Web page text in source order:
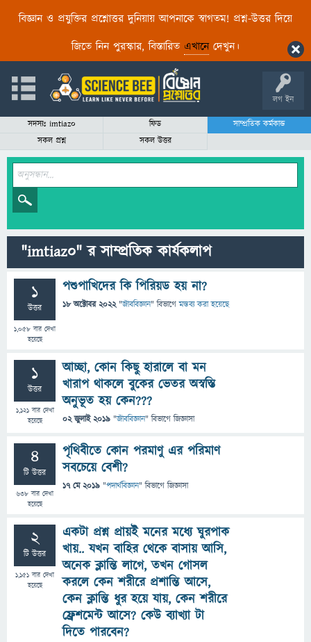
বিজ্ঞান ও প্রযুক্তির প্রশ্নোত্তর দুনিয়ায় আপনাকে স্বাগতম! প্রশ্ন-উত্তর দিয়ে
জিতে নিন পুরস্কার, বিস্তারিত এখানেদেখুন।
লগ ইন
সদস্যঃ imtiaz0 ফিড
সাম্প্রতিক কর্মকান্ড
সকল প্রশ্ন
সকল উত্তর
"imtiaz0" র সাম্প্রতিক কার্যকলাপ
1
উত্তর
1,058 বার দেখা
হয়েছে
পশুপাখিদের কি পিরিয়ড হয় না?
18 অক্টোবর 2022 "জীববিজ্ঞান" বিভাগে মন্তব্য করা হয়েছে
1
উত্তর
1,121বার দেখা
হয়েছে
আচ্ছা, কোন কিছু হারালে বা মন
খারাপ থাকলে বুকের ভেতর অস্বস্তি
অনুভূত হয় কেন???
02 জুলাই 2019 "জীববিজ্ঞান" বিভাগে জিজ্ঞাসা
4
টি উত্তর
638 বার দেখা
হয়েছে
পৃথিবীতে কোন পরমাণু এর পরিমাণ
সবচেয়ে বেশী?
17 মে 2019 "পদার্থবিজ্ঞান" বিভাগে জিজ্ঞাসা
2
টি উত্তর
1,151 বার দেখা
হয়েছে
একটা প্রশ্ন প্রায়ই মনের মধ্যে ঘুরপাক
খায়.. যখন বাহির থেকে বাসায় আসি,
অনেক ক্লান্তি লাগে, তখন গোসল
করলে কেন শরীরে প্রশান্তি আসে,
কেন ক্লান্তি ধুর হয়ে যায়, কেন শরীরে
ফ্রেশমেন্ট আসে? কেউ ব্যাখ্যা টা
দিতে পারবেন?